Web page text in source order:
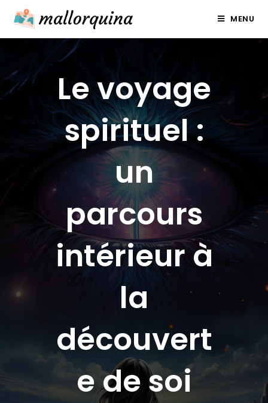
content
MENU
Le voyage
spirituel :
un
parcours
intérieur à
la
découvert
e de soi